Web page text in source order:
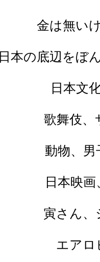
金は無い
日本の底辺をぼ
日本文
歌舞伎、
動物、男
日本映
寅さん、
エアロ